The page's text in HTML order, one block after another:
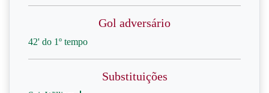
Gol adversário
42' do 1º tempo
Substituições